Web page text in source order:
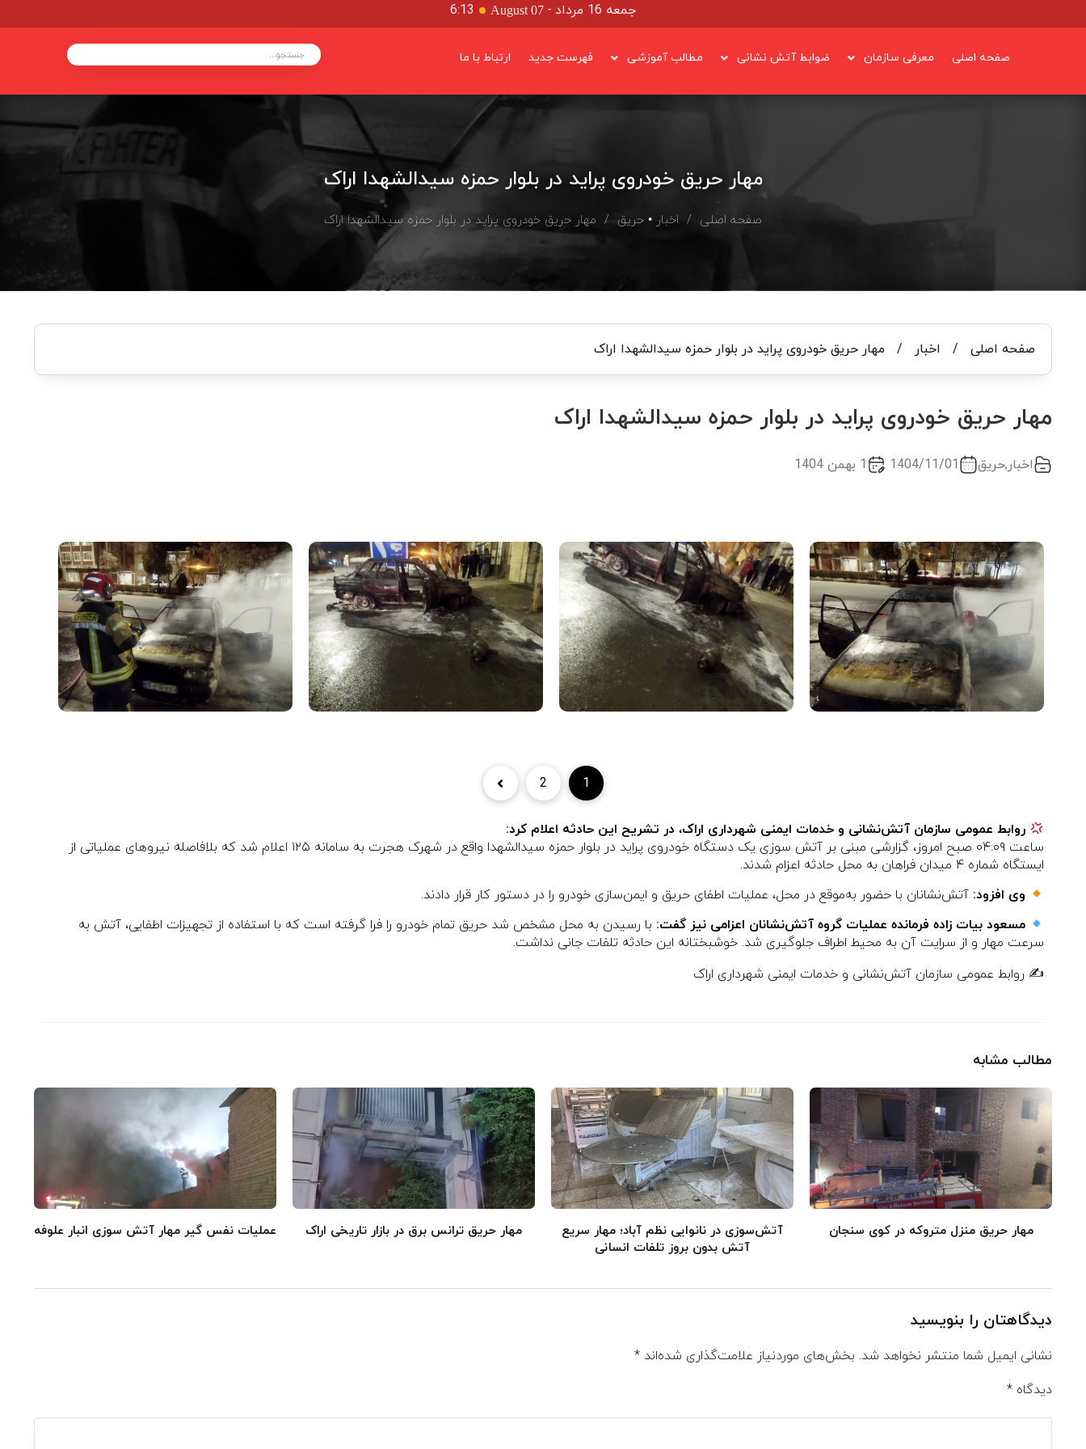
جمعه 16 مرداد -
August 07
6:13
صفحه اصلی معرفی سازمان ضوابط آتش نشانی مطالب آموزشی فهرست جدید ارتباط با ما
مهار حریق خودروی پراید در بلوار حمزه سیدالشهدا اراک
صفحه اصلی / اخبار • حریق / مهار حریق خودروی پراید در بلوار حمزه سیدالشهدا اراک
صفحه اصلی / اخبار / مهار حریق خودروی پراید در بلوار حمزه سیدالشهدا اراک
مهار حریق خودروی پراید در بلوار حمزه سیدالشهدا اراک
اخبار,حریق 1404/11/01 1 بهمن 1404
1
2
روابط عمومی سازمان آتش‌نشانی و خدمات ایمنی شهرداری اراک، در تشریح این حادثه اعلام کرد:
ساعت ۰۴:۰۹ صبح امروز، گزارشی مبنی بر آتش سوزی یک دستگاه خودروی پراید در بلوار حمزه سیدالشهدا واقع در شهرک هجرت به سامانه ۱۲۵ اعلام شد که بلافاصله نیروهای عملیاتی از
ایستگاه شماره ۴ میدان فراهان به محل حادثه اعزام شدند.
وی افزود: آتش‌نشانان با حضور به‌موقع در محل، عملیات اطفای حریق و ایمن‌سازی خودرو را در دستور کار قرار دادند.
مسعود بیات زاده فرمانده عملیات گروه آتش‌نشانان اعزامی نیز گفت: با رسیدن به محل مشخص شد حریق تمام خودرو را فرا گرفته است که با استفاده از تجهیزات اطفایی، آتش به‌
سرعت مهار و از سرایت آن به محیط اطراف جلوگیری شد. خوشبختانه این حادثه تلفات جانی نداشت.
✍️ روابط عمومی سازمان آتش‌نشانی و خدمات ایمنی شهرداری اراک
مطالب مشابه
مهار حریق منزل متروکه در کوی سنجان
آتش‌سوزی در نانوایی نظم آباد؛ مهار سریع
آتش بدون بروز تلفات انسانی
مهار حریق ترانس برق در بازار تاریخی اراک عملیات نفس گیر مهار آتش سوزی انبار علوفه
دیدگاهتان را بنویسید
نشانی ایمیل شما منتشر نخواهد شد. بخش‌های موردنیاز علامت‌گذاری شده‌اند *
دیدگاه *